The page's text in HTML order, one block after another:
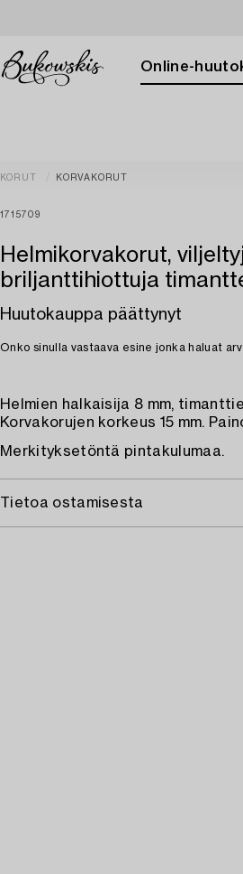
Online-
KORUT KORVAKORUT
1715709
Helmikorvakorut,
briljanttihiottuja
Huutokauppa päättynyt
Onko sinulla vastaava esine jonka haluat
Helmien halkaisija 8 mm,
Korvakorujen korkeus 15 mm.
Merkityksetöntä pintakulumaa.
Tietoa ostamisesta